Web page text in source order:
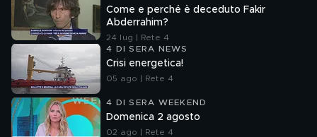
Come e perché è deceduto Fakir
Abderrahim?
24 lug | Rete 4
4 DI SERA NEWS
Crisi energetica!
05 ago | Rete 4
4 DI SERA WEEKEND
Domenica 2 agosto
02 ago | Rete 4